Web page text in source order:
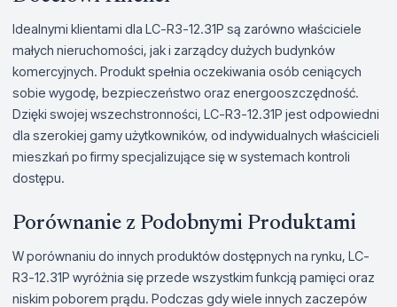
Idealnymi klientami dla LC-R3-12.31P są zarówno właściciele
małych nieruchomości, jak i zarządcy dużych budynków
komercyjnych. Produkt spełnia oczekiwania osób ceniących
sobie wygodę, bezpieczeństwo oraz energooszczędność.
Dzięki swojej wszechstronności, LC-R3-12.31P jest odpowiedni
dla szerokiej gamy użytkowników, od indywidualnych właścicieli
mieszkań po firmy specjalizujące się w systemach kontroli
dostępu.
Porównanie z Podobnymi Produktami
W porównaniu do innych produktów dostępnych na rynku, LC-
R3-12.31P wyróżnia się przede wszystkim funkcją pamięci oraz
niskim poborem prądu. Podczas gdy wiele innych zaczepów